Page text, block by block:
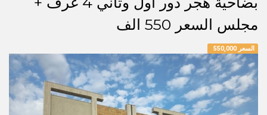
مجلس السعر 550 الف
السعر 550,000